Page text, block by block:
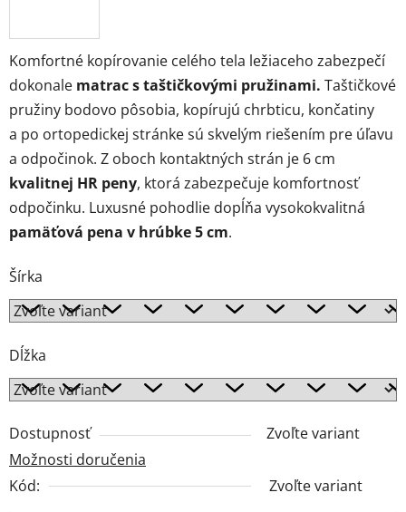
Komfortné kopírovanie celého tela ležiaceho zabezpečí
dokonale matrac s taštičkovými pružinami. Taštičkové
pružiny bodovo pôsobia, kopírujú chrbticu, končatiny
a po ortopedickej stránke sú skvelým riešením pre úľavu
a odpočinok. Z oboch kontaktných strán je 6 cm
kvalitnej HR peny, ktorá zabezpečuje komfortnosť
odpočinku. Luxusné pohodlie dopĺňa vysokokvalitná
pamäťová pena v hrúbke 5 cm.
Šírka
Dĺžka
Dostupnosť
Zvoľte variant
Možnosti doručenia
Kód:
Zvoľte variant